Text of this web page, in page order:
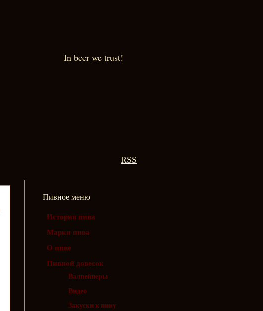
In beer we trust!
RSS
Пивное меню
История пива
Марки пива
О пиве
Пивной довесок
Валпейперы
Видео
Закуски к пиву